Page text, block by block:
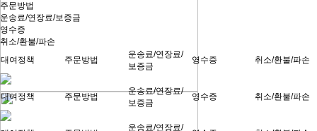
주문방법
운송료/연장료/보증금
영수증
취소/환불/파손
대여정책
주문방법
운송료/연장료/
보증금
영수증 취소/환불/파손
대여정책 주문방법
운송료/연장료/
보증금
영수증 취소/환불/파손
운송료/연장료/